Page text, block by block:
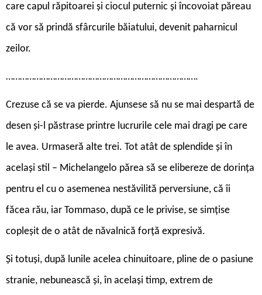
care capul răpitoarei și ciocul puternic și încovoiat păreau
că vor să prindă sfârcurile băiatului, devenit paharnicul
zeilor.
……………………………………………………………………….
Crezuse că se va pierde. Ajunsese să nu se mai despartă de
desen și-l păstrase printre lucrurile cele mai dragi pe care
le avea. Urmaseră alte trei. Tot atât de splendide și în
același stil – Michelangelo părea să se elibereze de dorința
pentru el cu o asemenea nestăvilită perversiune, că îi
făcea rău, iar Tommaso, după ce le privise, se simțise
copleșit de o atât de năvalnică forță expresivă.
Și totuși, după lunile acelea chinuitoare, pline de o pasiune
stranie, nebunească și, în același timp, extrem de